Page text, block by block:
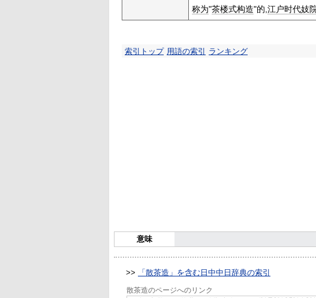
称为"茶楼式构造"的,江户时代妓
索引トップ 用語の索引 ランキング
意味
>> 「散茶造」を含む日中中日辞典の索引
散茶造のページへのリンク